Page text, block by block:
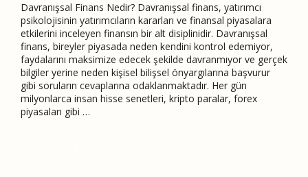
Davranışsal Finans Nedir? Davranışsal finans, yatırımcı
psikolojisinin yatırımcıların kararları ve finansal piyasalara
etkilerini inceleyen finansın bir alt disiplinidir. Davranışsal
finans, bireyler piyasada neden kendini kontrol edemiyor,
faydalarını maksimize edecek şekilde davranmıyor ve gerçek
bilgiler yerine neden kişisel bilişsel önyargılarına başvurur
gibi soruların cevaplarına odaklanmaktadır. Her gün
milyonlarca insan hisse senetleri, kripto paralar, forex
piyasaları gibi …